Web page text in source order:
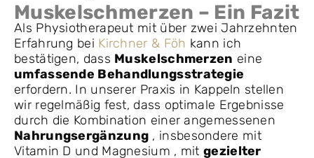
Muskelschmerzen – Ein Fazit
Als Physiotherapeut mit über zwei Jahrzehnten
Erfahrung bei Kirchner & Föh kann ich
bestätigen, dass Muskelschmerzen eine
umfassende Behandlungsstrategie
erfordern. In unserer Praxis in Kappeln stellen
wir regelmäßig fest, dass optimale Ergebnisse
durch die Kombination einer angemessenen
Nahrungsergänzung , insbesondere mit
Vitamin D und Magnesium , mitgezielter